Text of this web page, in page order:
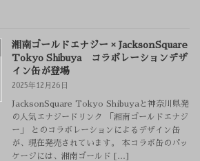
湘南ゴールドエナジー × JacksonSquare
Tokyo Shibuya コラボレーションデザ
イン缶が登場
2025年12月26日
JacksonSquare Tokyo Shibuyaと神奈川県発
の人気エナジードリンク 「湘南ゴールドエナジ
ー」 とのコラボレーションによるデザイン缶
が、現在発売されています。 本コラボ缶のパッ
ケージには、湘南ゴールド […]